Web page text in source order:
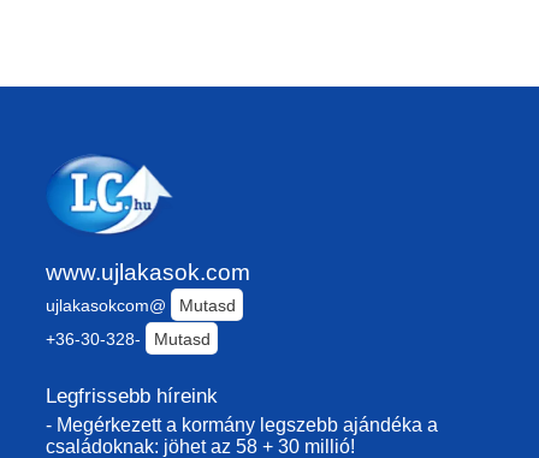
www.ujlakasok.com
ujlakasokcom@
Mutasd
+36-30-328-
Mutasd
Legfrissebb híreink
- Megérkezett a kormány legszebb ajándéka a
családoknak: jöhet az 58 + 30 millió!